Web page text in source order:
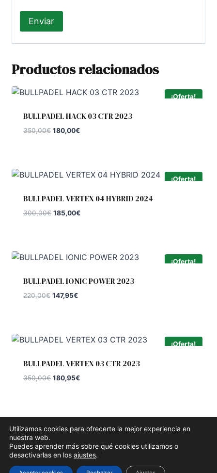
Productos relacionados
¡Oferta!
BULLPADEL HACK 03 CTR 2023
350,00€ El
350,00€.
180,00€El
180,00€.
¡Oferta!
BULLPADEL VERTEX 04 HYBRID 2024
300,00€ El
300,00€.
185,00€El
185,00€.
¡Oferta!
BULLPADEL IONIC POWER 2023
220,00€ El
220,00€.
147,95€El
147,95€.
¡Oferta!
BULLPADEL VERTEX 03 CTR 2023
350,00€ El
350,00€.
180,95€El
180,95€.
© 2026 Padel Pro 365 - Tema para WordPress por
Kadence WP
Utilizamos cookies para ofrecerte la mejor experiencia en
nuestra web.
Puedes aprender más sobre qué cookies utilizamos o
desactivarlas en los ajustes.